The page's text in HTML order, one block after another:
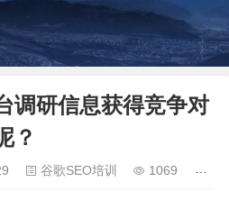
调研信息获得竞争对
？
谷歌SEO培训 1069